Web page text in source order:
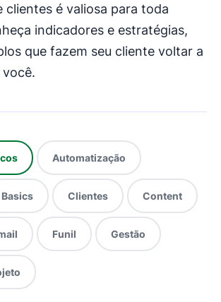
clientes é valiosa para toda
indicadores e estratégias,
que fazem seu cliente voltar a
Automatização
Basics Clientes Content
Funil Gestão